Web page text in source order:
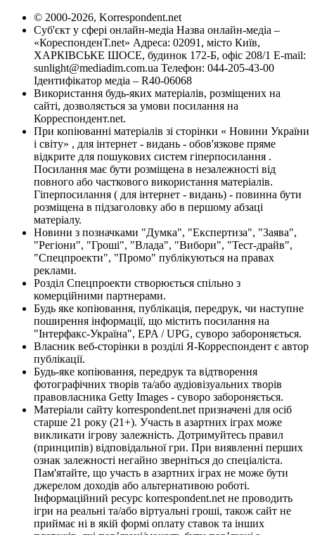
© 2000-2026, Korrespondent.net
Суб'єкт у сфері онлайн-медіа Назва онлайн-медіа –
«КореспонденТ.net» Адреса: 02091, місто Київ,
ХАРКІВСЬКЕ ШОСЕ, будинок 172-Б, офіс 208/1 E-mail:
sunlight@mediadim.com.ua Телефон: 044-205-43-00
Ідентифікатор медіа – R40-06068
Використання будь-яких матеріалів, розміщених на
сайті, дозволяється за умови посилання на
Корреспондент.net.
При копіюванні матеріалів зі сторінки « Новини України
і світу» , для інтернет - видань - обов'язкове пряме
відкрите для пошукових систем гіперпосилання .
Посилання має бути розміщена в незалежності від
повного або часткового використання матеріалів.
Гіперпосилання ( для інтернет - видань) - повинна бути
розміщена в підзаголовку або в першому абзаці
матеріалу.
Новини з позначками "Думка", "Експертиза", "Заява",
"Регіони", "Гроші", "Влада", "Вибори", "Тест-драйв",
"Спецпроекти", "Промо" публікуються на правах
реклами.
Розділ Спецпроекти створюється спільно з
комерційними партнерами.
Будь яке копіювання, публікація, передрук, чи наступне
поширення інформації, що містить посилання на
"Інтерфакс-Україна", EPA / UPG, суворо забороняється.
Власник веб-сторінки в розділі Я-Корреспондент є автор
публікації.
Будь-яке копіювання, передрук та відтворення
фотографічних творів та/або аудіовізуальних творів
правовласника Getty Images - суворо забороняється.
Матеріали сайту korrespondent.net призначені для осіб
старше 21 року (21+). Участь в азартних іграх може
викликати ігрову залежність. Дотримуйтесь правил
(принципів) відповідальної гри. При виявленні перших
ознак залежності негайно зверніться до спеціаліста.
Пам'ятайте, що участь в азартних іграх не може бути
джерелом доходів або альтернативою роботі.
Інформаційний ресурс korrespondent.net не проводить
ігри на реальні та/або віртуальні гроші, також сайт не
приймає ні в якій формі оплату ставок та інших